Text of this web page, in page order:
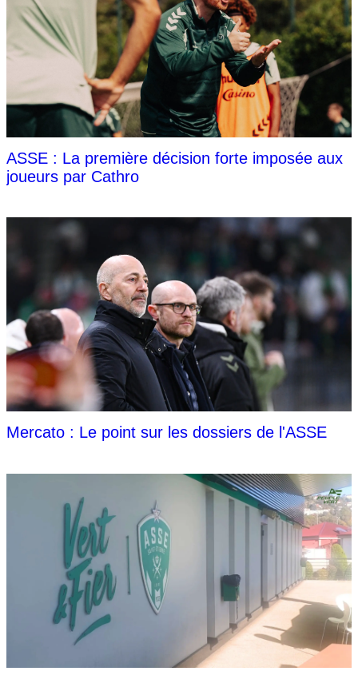
ASSE : La première décision forte imposée aux
joueurs par Cathro
Mercato : Le point sur les dossiers de l'ASSE